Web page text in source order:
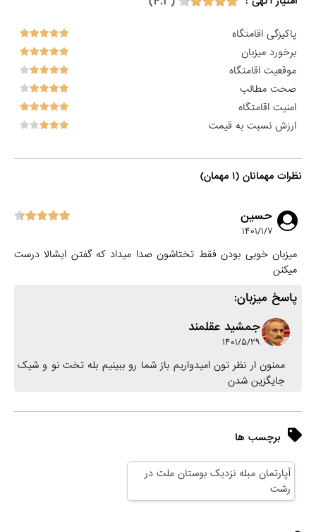
پاکیزگی اقامتگاه
برخورد میزبان
موقعیت اقامتگاه
صحت مطالب
امنیت اقامتگاه
ارزش نسبت به قیمت
نظرات مهمانان (۱ مهمان)
حسین
۱۴۰۱/۱/۷
میزبان خوبی بودن فقط تختاشون صدا میداد که گفتن ایشالا درست
میکنن
پاسخ میزبان:
جمشيد عقلمند
۱۴۰۱/۵/۲۹
ممنون ار نظر تون امیدواریم باز شما رو ببینیم بله تخت نو و شیک
جایگزین شدن
برچسب ها
آپارتمان مبله نزدیک بوستان ملت در
رشت